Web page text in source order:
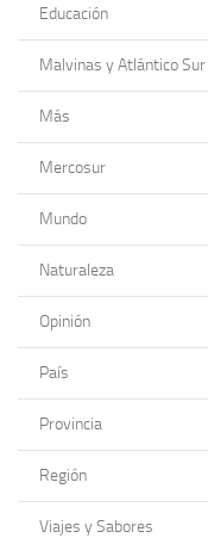
Educación
Malvinas y Atlántico Sur
Más
Mercosur
Mundo
Naturaleza
Opinión
País
Provincia
Región
Viajes y Sabores